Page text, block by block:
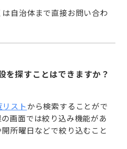
自治体まで直接お問い合わ
を探すことはできますか？
リストから検索することがで
画面では絞り込み機能があ
所曜日などで絞り込むこと